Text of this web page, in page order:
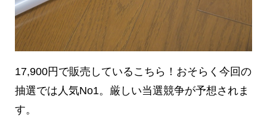
17,900円で販売しているこちら！おそらく今回の
抽選では人気No1。厳しい当選競争が予想されま
す。